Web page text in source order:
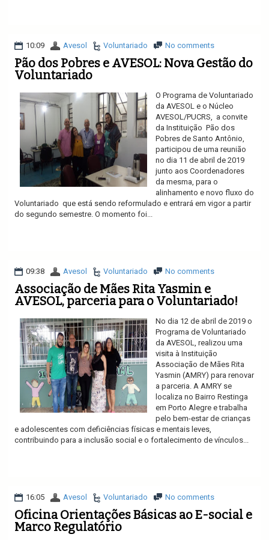
10:09 Avesol Voluntariado No comments
Pão dos Pobres e AVESOL: Nova Gestão do
Voluntariado
O Programa de Voluntariado
da AVESOL e o Núcleo
AVESOL/PUCRS, a convite
da Instituição Pão dos
Pobres de Santo Antônio,
participou de uma reunião
no dia 11 de abril de 2019
junto aos Coordenadores
da mesma, para o
alinhamento e novo fluxo do
Voluntariado que está sendo reformulado e entrará em vigor a partir
do segundo semestre. O momento foi...
09:38 Avesol Voluntariado No comments
Associação de Mães Rita Yasmin e
AVESOL, parceria para o Voluntariado!
No dia 12 de abril de 2019 o
Programa de Voluntariado
da AVESOL, realizou uma
visita à Instituição
Associação de Mães Rita
Yasmin (AMRY) para renovar
a parceria. A AMRY se
localiza no Bairro Restinga
em Porto Alegre e trabalha
pelo bem-estar de crianças
e adolescentes com deficiências físicas e mentais leves,
contribuindo para a inclusão social e o fortalecimento de vínculos...
16:05 Avesol Voluntariado No comments
Oficina Orientações Básicas ao E-social e
Marco Regulatório